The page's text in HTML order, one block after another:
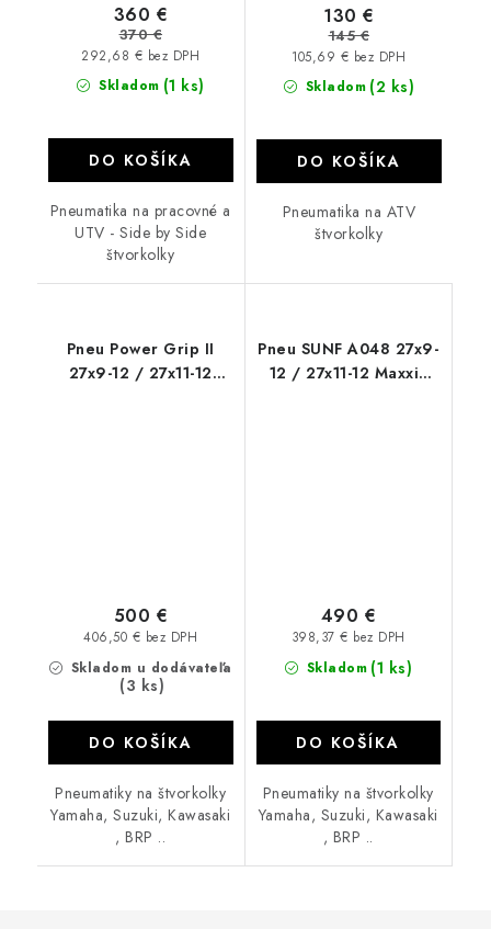
Skladom (1 ks)
292,68 € bez DPH
360 €
370 €
DO KOŠÍKA
Pneumatika na pracovné a
UTV - Side by Side
štvorkolky
Skladom (2 ks)
105,69 € bez DPH
130 €
145 €
DO KOŠÍKA
Pneumatika na ATV
štvorkolky
Pneu Power Grip II
27x9-12 / 27x11-12
Skladom u dodávateľa
(3 ks)
406,50 € bez DPH
500 €
DO KOŠÍKA
Pneumatiky na štvorkolky
Yamaha, Suzuki, Kawasaki
, BRP ..
Pneu SUNF A048 27x9-
12 / 27x11-12 Maxxis
Skladom (1 ks)
398,37 € bez DPH
490 €
DO KOŠÍKA
Pneumatiky na štvorkolky
Yamaha, Suzuki, Kawasaki
, BRP ..